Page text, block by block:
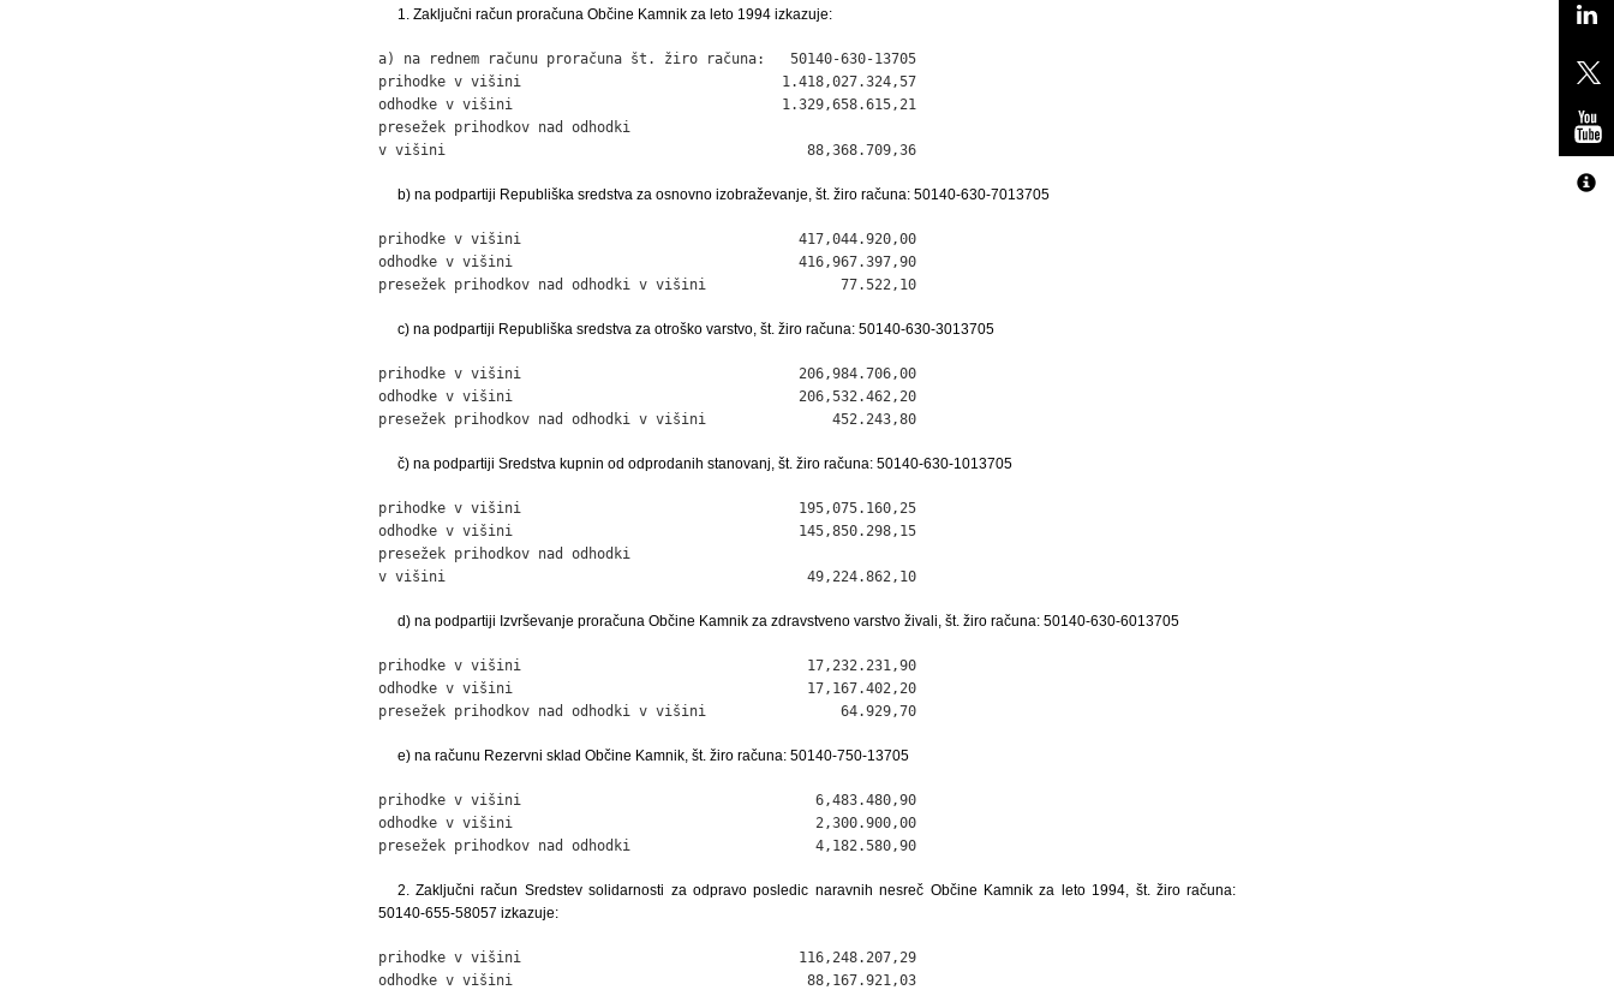
1. Zaključni račun proračuna Občine Kamnik za leto 1994 izkazuje:
a) na rednem računu proračuna št. žiro računa:   50140-630-13705
prihodke v višini                               1.418,027.324,57
odhodke v višini                                1.329,658.615,21
presežek prihodkov nad odhodki
v višini                                           88,368.709,36
b) na podpartiji Republiška sredstva za osnovno izobraževanje, št. žiro računa: 50140-630-7013705
prihodke v višini                                 417,044.920,00
odhodke v višini                                  416,967.397,90
presežek prihodkov nad odhodki v višini                77.522,10
c) na podpartiji Republiška sredstva za otroško varstvo, št. žiro računa: 50140-630-3013705
prihodke v višini                                 206,984.706,00
odhodke v višini                                  206,532.462,20
presežek prihodkov nad odhodki v višini               452.243,80
č) na podpartiji Sredstva kupnin od odprodanih stanovanj, št. žiro računa: 50140-630-1013705
prihodke v višini                                 195,075.160,25
odhodke v višini                                  145,850.298,15
presežek prihodkov nad odhodki
v višini                                           49,224.862,10
d) na podpartiji Izvrševanje proračuna Občine Kamnik za zdravstveno varstvo živali, št. žiro računa: 50140-630-6013705
prihodke v višini                                  17,232.231,90
odhodke v višini                                   17,167.402,20
presežek prihodkov nad odhodki v višini                64.929,70
e) na računu Rezervni sklad Občine Kamnik, št. žiro računa: 50140-750-13705
prihodke v višini                                   6,483.480,90
odhodke v višini                                    2,300.900,00
presežek prihodkov nad odhodki                      4,182.580,90
2. Zaključni račun Sredstev solidarnosti za odpravo posledic naravnih nesreč Občine Kamnik za leto 1994, št. žiro računa:
50140-655-58057 izkazuje:
prihodke v višini                                 116,248.207,29
odhodke v višini                                   88,167.921,03